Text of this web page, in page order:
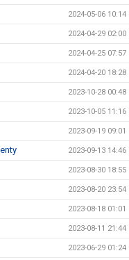
2024-05-06 10:14
2024-04-29 02:00
2024-04-25 07:57
2024-04-20 18:28
2023-10-28 00:48
2023-10-05 11:16
2023-09-19 09:01
2023-09-13 14:46
2023-08-30 18:55
2023-08-20 23:54
2023-08-18 01:01
2023-08-11 21:44
2023-06-29 01:24